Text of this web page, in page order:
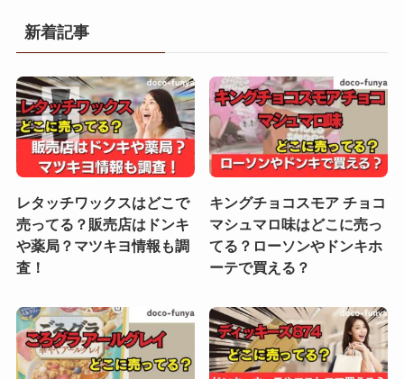
新着記事
レタッチワックスはどこで
売ってる？販売店はドンキ
や薬局？マツキヨ情報も調
査！
キングチョコスモア チョコ
マシュマロ味はどこに売っ
てる？ローソンやドンキホ
ーテで買える？